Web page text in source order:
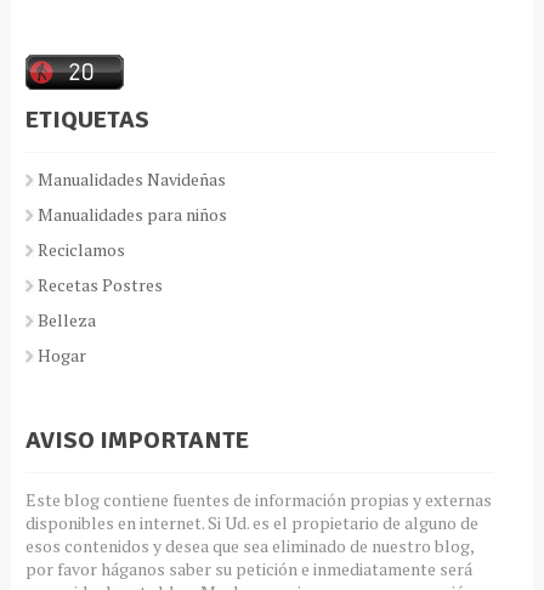
ETIQUETAS
Manualidades Navideñas
Manualidades para niños
Reciclamos
Recetas Postres
Belleza
Hogar
AVISO IMPORTANTE
Este blog contiene fuentes de información propias y externas
disponibles en internet. Si Ud. es el propietario de alguno de
esos contenidos y desea que sea eliminado de nuestro blog,
por favor háganos saber su petición e inmediatamente será